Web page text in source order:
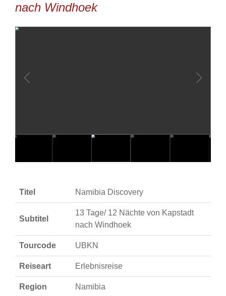
nach Windhoek
Titel Namibia Discovery
Subtitel
13 Tage/ 12 Nächte von Kapstadt
nach Windhoek
Tourcode UBKN
Reiseart Erlebnisreise
Region Namibia